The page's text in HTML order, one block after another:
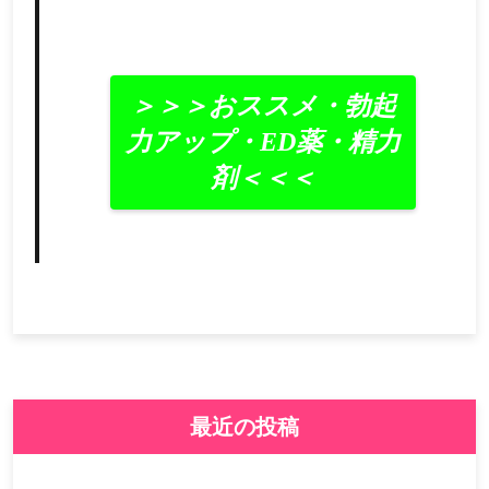
＞＞＞おススメ・勃起
力アップ・ED薬・精力
剤＜＜＜
最近の投稿